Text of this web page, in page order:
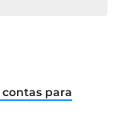
details/maxi
para